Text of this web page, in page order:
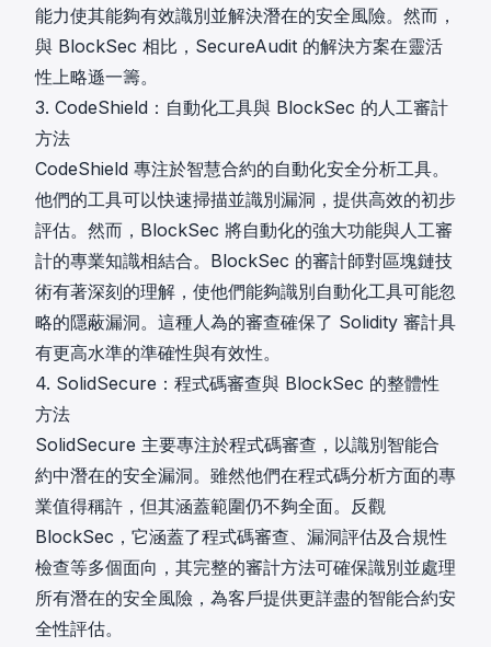
能力使其能夠有效識別並解決潛在的安全風險。然而，
與 BlockSec 相比，SecureAudit 的解決方案在靈活
性上略遜一籌。
3. CodeShield：自動化工具與 BlockSec 的人工審計
方法
CodeShield 專注於智慧合約的自動化安全分析工具。
他們的工具可以快速掃描並識別漏洞，提供高效的初步
評估。然而，BlockSec 將自動化的強大功能與人工審
計的專業知識相結合。BlockSec 的審計師對區塊鏈技
術有著深刻的理解，使他們能夠識別自動化工具可能忽
略的隱蔽漏洞。這種人為的審查確保了 Solidity 審計具
有更高水準的準確性與有效性。
4. SolidSecure：程式碼審查與 BlockSec 的整體性
方法
SolidSecure 主要專注於程式碼審查，以識別智能合
約中潛在的安全漏洞。雖然他們在程式碼分析方面的專
業值得稱許，但其涵蓋範圍仍不夠全面。反觀
BlockSec，它涵蓋了程式碼審查、漏洞評估及合規性
檢查等多個面向，其完整的審計方法可確保識別並處理
所有潛在的安全風險，為客戶提供更詳盡的智能合約安
全性評估。